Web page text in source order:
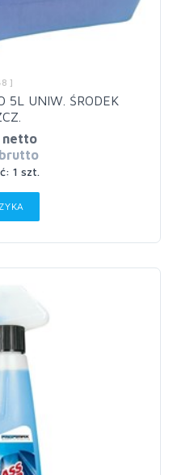
]
5L UNIW. ŚRODEK
netto
brutto
1 szt.